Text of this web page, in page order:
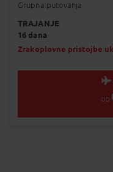
Grupna putovanja
TRAJANJE
16 dana
Zrakoplovne pristojbe
OD